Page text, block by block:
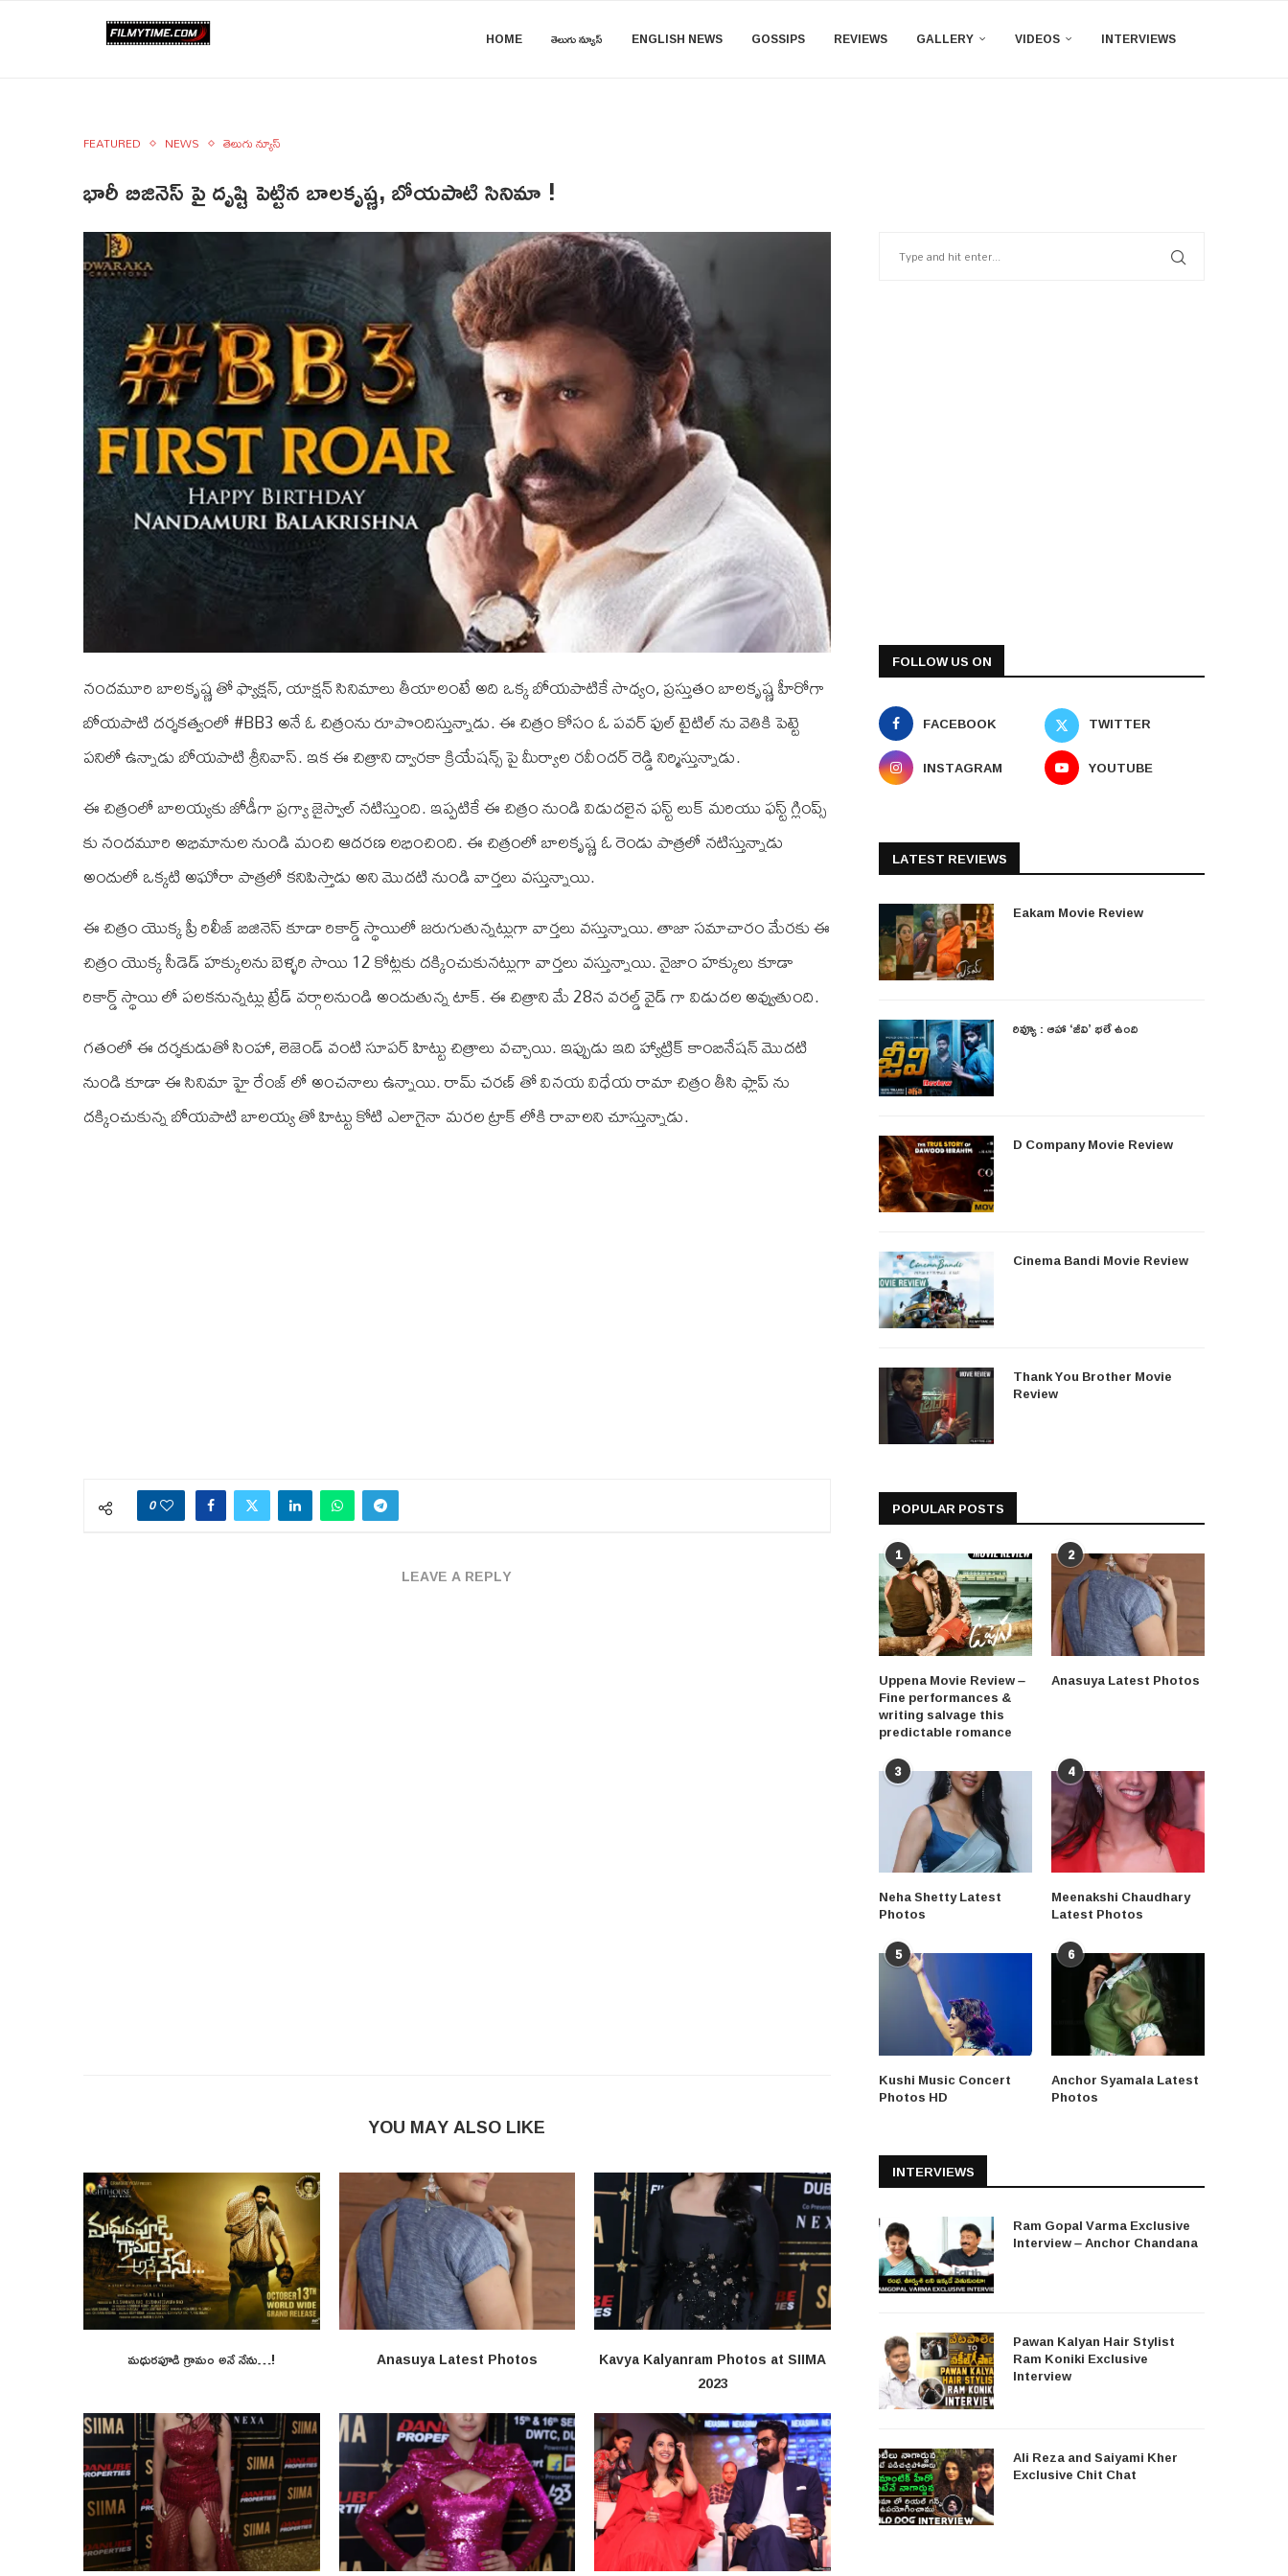
HOME తెలుగు న్యూస్ ENGLISH NEWS GOSSIPS REVIEWS GALLERY VIDEOS INTERVIEWS
FEATURED NEWS తెలుగు న్యూస్
భారీ బిజినెస్ పై దృష్టి పెట్టిన బాలకృష్ణ, బోయపాటి సినిమా !
నందమూరి బాలకృష్ణ తో ఫ్యాక్షన్, యాక్షన్ సినిమాలు తీయాలంటే అది ఒక్క బోయపాటికే సాధ్యం, ప్రస్తుతం బాలకృష్ణ హీరోగా
బోయపాటి దర్శకత్వంలో #BB3 అనే ఓ చిత్రంను రూపొందిస్తున్నాడు. ఈ చిత్రం కోసం ఓ పవర్ ఫుల్ టైటిల్ ను వెతికి పెట్టె
పనిలో ఉన్నాడు బోయపాటి శ్రీనివాస్. ఇక ఈ చిత్రాని ద్వారకా క్రియేషన్స్ పై మీర్యాల రవీందర్ రెడ్డి నిర్మిస్తున్నాడు.
ఈ చిత్రంలో బాలయ్యకు జోడీగా ప్రగ్యా జైస్వాల్ నటిస్తుంది. ఇప్పటికే ఈ చిత్రం నుండి విడుదలైన ఫస్ట్ లుక్ మరియు ఫస్ట్ గ్లింప్స్
కు నందమూరి అభిమానుల నుండి మంచి ఆదరణ లభించింది. ఈ చిత్రంలో బాలకృష్ణ ఓ రెండు పాత్రలో నటిస్తున్నాడు
అందులో ఒక్కటి అఘోరా పాత్రలో కనిపిస్తాడు అని మొదటి నుండి వార్తలు వస్తున్నాయి.
ఈ చిత్రం యొక్క ప్రీ రిలీజ్ బిజినెస్ కూడా రికార్డ్ స్థాయిలో జరుగుతున్నట్లుగా వార్తలు వస్తున్నాయి. తాజా సమాచారం మేరకు ఈ
చిత్రం యొక్క సీడెడ్ హక్కులను బెళ్ళరి సాయి 12 కోట్లకు దక్కించుకునట్లుగా వార్తలు వస్తున్నాయి. నైజాం హక్కులు కూడా
రికార్డ్ స్థాయి లో పలకనున్నట్లు ట్రేడ్ వర్గాలనుండి అందుతున్న టాక్. ఈ చిత్రాని మే 28న వరల్డ్ వైడ్ గా విడుదల అవ్వుతుంది.
గతంలో ఈ దర్శకుడుతో సింహా, లెజెండ్ వంటి సూపర్ హిట్టు చిత్రాలు వచ్చాయి. ఇప్పుడు ఇది హ్యాట్రిక్ కాంబినేషన్ మొదటి
నుండి కూడా ఈ సినిమా హై రేంజ్ లో అంచనాలు ఉన్నాయి. రామ్ చరణ్ తో వినయ విధేయ రామా చిత్రం తీసి ఫ్లాప్ ను
దక్కించుకున్న బోయపాటి బాలయ్య తో హిట్టు కోటి ఎలాగైనా మరల ట్రాక్ లోకి రావాలని చూస్తున్నాడు.
0
LEAVE A REPLY
YOU MAY ALSO LIKE
మధురపూడి గ్రామం అనే నేను…! Anasuya Latest Photos
Kavya Kalyanram Photos at SIIMA
2023
FOLLOW US ON
FACEBOOK
TWITTER
INSTAGRAM
YOUTUBE
LATEST REVIEWS
Eakam Movie Review
రివ్యూ : ఆహా ‘జీవి’ భలే ఉంది
D Company Movie Review
Cinema Bandi Movie Review
Thank You Brother Movie
Review
POPULAR POSTS
1
Uppena Movie Review –
Fine performances &
writing salvage this
predictable romance
2
Anasuya Latest Photos
3
Neha Shetty Latest
Photos
4
Meenakshi Chaudhary
Latest Photos
5
Kushi Music Concert
Photos HD
6
Anchor Syamala Latest
Photos
INTERVIEWS
Ram Gopal Varma Exclusive
Interview – Anchor Chandana
Pawan Kalyan Hair Stylist
Ram Koniki Exclusive
Interview
Ali Reza and Saiyami Kher
Exclusive Chit Chat